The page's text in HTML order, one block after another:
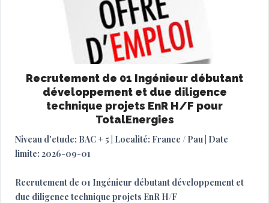
Recrutement de 01 Ingénieur débutant
développement et due diligence
technique projets EnR H/F pour
TotalEnergies
Niveau d'etude: BAC + 5 | Localité: France / Pau | Date
limite: 2026-09-01
Recrutement de 01 Ingénieur débutant développement et
due diligence technique projets EnR H/F